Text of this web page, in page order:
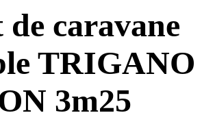
caravane
TRIGANO
3m25